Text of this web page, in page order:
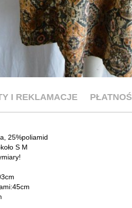
I REKLAMACJE
25%poliamid
S M